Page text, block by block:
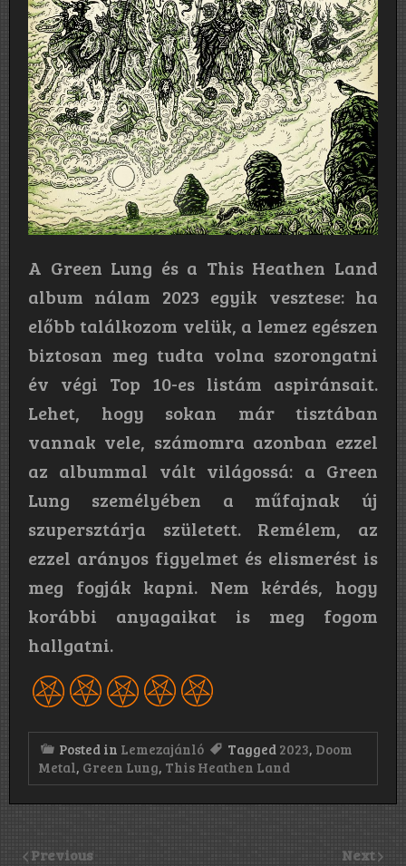
A Green Lung és a This Heathen Land
album nálam 2023 egyik vesztese: ha
előbb találkozom velük, a lemez egészen
biztosan meg tudta volna szorongatni
év végi Top 10-es listám aspiránsait.
Lehet, hogy sokan már tisztában
vannak vele, számomra azonban ezzel
az albummal vált világossá: a Green
Lung személyében a műfajnak új
szupersztárja született. Remélem, az
ezzel arányos figyelmet és elismerést is
meg fogják kapni. Nem kérdés, hogy
korábbi anyagaikat is meg fogom
hallgatni.
Posted in Lemezajánló Tagged 2023, Doom
Metal, Green Lung, This Heathen Land
Previous Next